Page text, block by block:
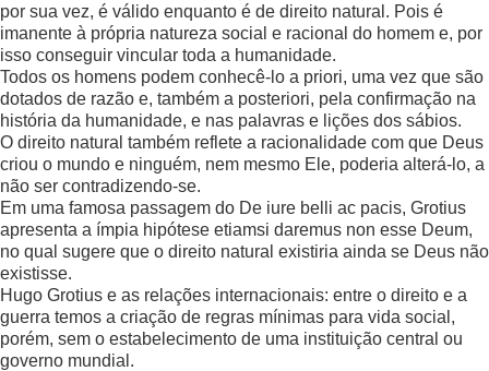
por sua vez, é válido enquanto é de direito natural. Pois é
imanente à própria natureza social e racional do homem e, por
isso conseguir vincular toda a humanidade.
Todos os homens podem conhecê-lo a priori, uma vez que são
dotados de razão e, também a posteriori, pela confirmação na
história da humanidade, e nas palavras e lições dos sábios.
O direito natural também reflete a racionalidade com que Deus
criou o mundo e ninguém, nem mesmo Ele, poderia alterá-lo, a
não ser contradizendo-se.
Em uma famosa passagem do De iure belli ac pacis, Grotius
apresenta a ímpia hipótese etiamsi daremus non esse Deum,
no qual sugere que o direito natural existiria ainda se Deus não
existisse.
Hugo Grotius e as relações internacionais: entre o direito e a
guerra temos a criação de regras mínimas para vida social,
porém, sem o estabelecimento de uma instituição central ou
governo mundial.